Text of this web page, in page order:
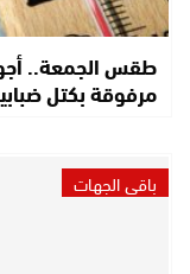
طقس الجمعة..
مرفوقة بكتل
باقي الجهات